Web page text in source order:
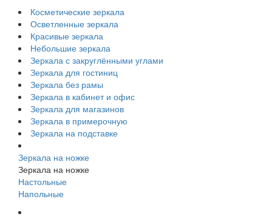
Косметические зеркала
Осветленные зеркала
Красивые зеркала
Небольшие зеркала
Зеркала с закруглёнными углами
Зеркала для гостиниц
Зеркала без рамы
Зеркала в кабинет и офис
Зеркала для магазинов
Зеркала в примерочную
Зеркала на подставке
Зеркала на ножке
Зеркала на ножке
Настольные
Напольные